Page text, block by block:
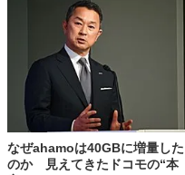
なぜahamoは40GBに増量した
のか 見えてきたドコモの“本